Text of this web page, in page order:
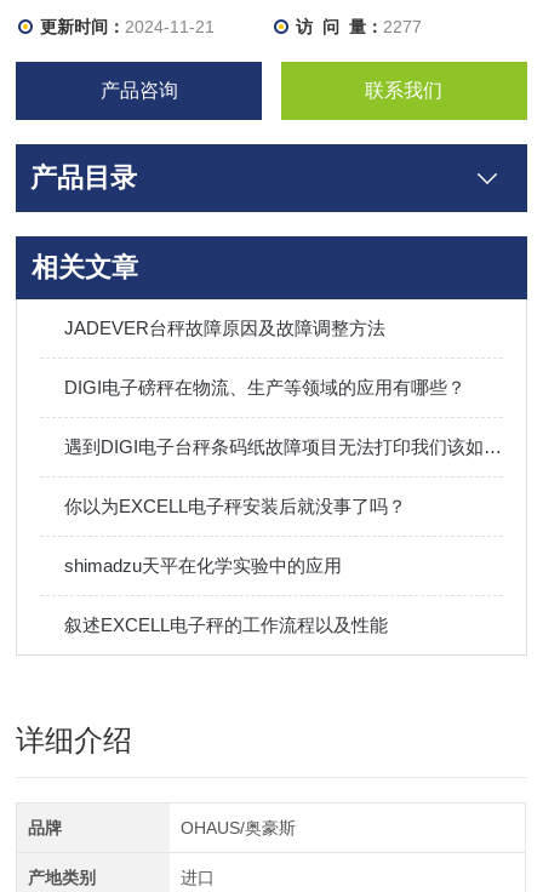
更新时间： 2024-11-21 访 问 量： 2277
产品咨询 联系我们
产品目录
相关文章
JADEVER台秤故障原因及故障调整方法
DIGI电子磅秤在物流、生产等领域的应用有哪些？
遇到DIGI电子台秤条码纸故障项目无法打印我们该如何解决？
你以为EXCELL电子秤安装后就没事了吗？
shimadzu天平在化学实验中的应用
叙述EXCELL电子秤的工作流程以及性能
详细介绍
品牌 OHAUS/奥豪斯
产地类别 进口